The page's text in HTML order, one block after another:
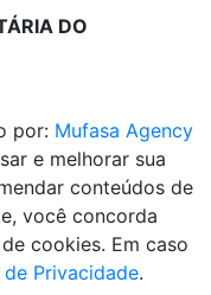
DO
por: Mufasa Agency
e melhorar sua
conteúdos de
você concorda
cookies. Em caso
Privacidade.